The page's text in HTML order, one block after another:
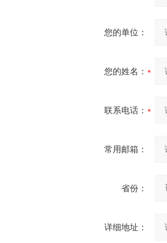
您的单位：
您的姓名：
联系电话：
常用邮箱：
省份：
详细地址：